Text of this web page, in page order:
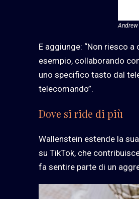
E aggiunge: “Non riesco
esempio, collaborando
uno specifico tasto dal
telecomando”.
Dove si ride di più
Wallenstein estende la
su TikTok, che
fa sentire parte di un